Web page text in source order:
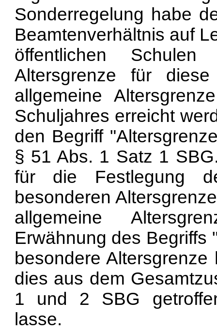
Sonderregelung habe
Beamtenverhältnis auf
öffentlichen
Altersgrenze für
allgemeine
Schuljahres erreicht
den Begriff
§ 51 Abs. 1 Satz 1
für die Festlegung
besonderen
allgemeine
Erwähnung des Begriffs
besondere
dies aus dem
1 und 2 SBG
lasse.